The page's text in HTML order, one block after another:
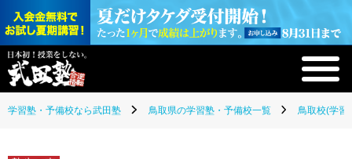
学習塾・予備校なら武田塾 鳥取県の学習塾・予備校一覧 鳥取校(学習